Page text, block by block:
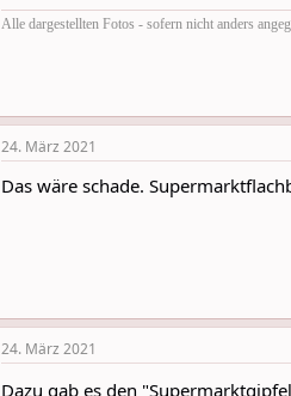
Alle dargestellten Fotos - sofern nicht anders
24. März 2021
Das wäre schade.
24. März 2021
Dazu gab es den